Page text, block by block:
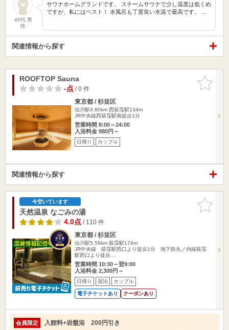
40代 男
性
サウナホームグランドです。 スチームサウナで少し温度は低くめ
ですが、私にはベスト！ 水風呂も丁度良い水温で最高です。 …
関連情報から探す
お気に入
りに追加
ROOFTOP Sauna
-点/ 0 件
東京都 / 杉並区
仙川駅4.80km 西荻窪駅134m
JR中央線西荻窪駅南徒歩1分
営業時間 8:00～24:00
入浴料金 980円～
日帰り カップル
関連情報から探す
お気に入
りに追加
今空いています
天然温泉 なごみの湯
4.0点/ 110 件
東京都 / 杉並区
仙川駅5.59km 荻窪駅174m
JR中央線 荻窪駅西口より徒歩1分 地下鉄丸ノ内線荻窪
駅西口より徒歩…
営業時間 10:30～翌9:00
入浴料金 2,300円～
日帰り 宿泊 カップル
電子チケットあり クーポンあり
会員限定 入館料+岩盤浴 200円引き